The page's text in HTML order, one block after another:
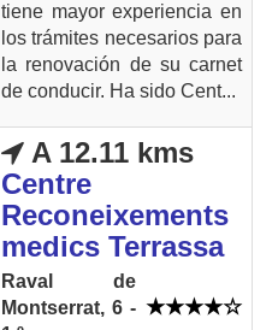
tiene mayor experiencia en
los trámites necesarios para
la renovación de su carnet
de conducir. Ha sido Cent...
A 12.11 kms
Centre
Reconeixements
medics Terrassa
Raval de
Montserrat, 6 -